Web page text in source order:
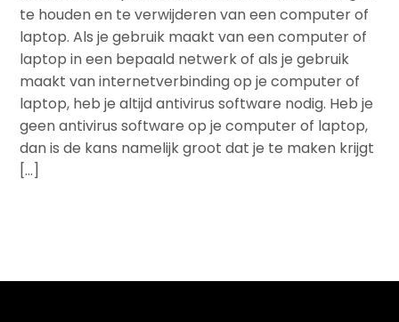
te houden en te verwijderen van een computer of
laptop. Als je gebruik maakt van een computer of
laptop in een bepaald netwerk of als je gebruik
maakt van internetverbinding op je computer of
laptop, heb je altijd antivirus software nodig. Heb je
geen antivirus software op je computer of laptop,
dan is de kans namelijk groot dat je te maken krijgt
[…]